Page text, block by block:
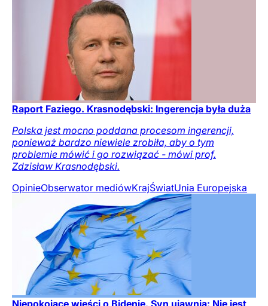
Raport Faziego. Krasnodębski: Ingerencja była duża
Polska jest mocno poddana procesom ingerencji,
ponieważ bardzo niewiele zrobiła, aby o tym
problemie mówić i go rozwiązać - mówi prof.
Zdzisław Krasnodębski.
OpinieObserwator mediówKrajŚwiatUnia Europejska